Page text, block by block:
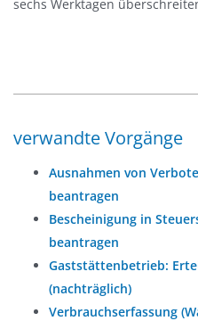
sechs Werktagen
verwandte Vorgänge
Ausnahmen von
beantragen
Bescheinigung in
beantragen
Gaststättenbetrieb:
(nachträglich)
Verbrauchserfassung